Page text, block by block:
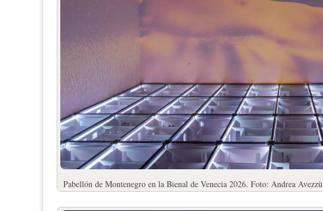
Pabellón de Montenegro en la Bienal de Venecia 2026. Foto: Andrea Avezzù